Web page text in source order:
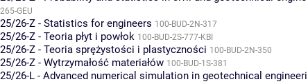
265-GEU
25/26-Z - Statistics for engineers 100-BUD-2N-317
25/26-Z - Teoria płyt i powłok 100-BUD-2S-777-KBI
25/26-Z - Teoria sprężystości i plastyczności 100-BUD-2N-350
25/26-Z - Wytrzymałość materiałów 100-BUD-1S-381
25/26-L - Advanced numerical simulation in geotechnical